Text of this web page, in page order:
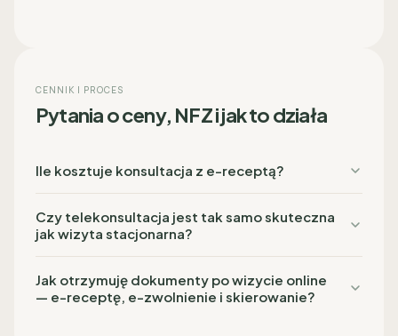
CENNIK I PROCES
Pytania o ceny, NFZ i jak to działa
Ile kosztuje konsultacja z e-receptą?
Czy telekonsultacja jest tak samo skuteczna
jak wizyta stacjonarna?
Jak otrzymuję dokumenty po wizycie online
— e-receptę, e-zwolnienie i skierowanie?